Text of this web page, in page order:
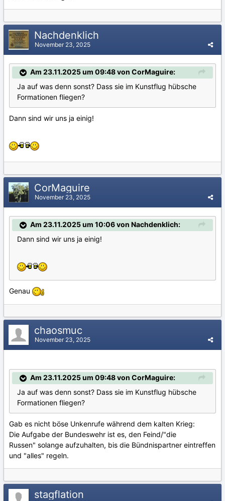
Nachdenklich
November 23, 2025
Am 23.11.2025 um 09:48 von CorMaguire:
Ja auf was denn sonst? Dass sie im Kunstflug hübsche
Formationen fliegen?
Dann sind wir uns ja einig!
CorMaguire
November 23, 2025
Am 23.11.2025 um 10:06 von Nachdenklich:
Dann sind wir uns ja einig!
Genau
chaosmuc
November 23, 2025
Am 23.11.2025 um 09:48 von CorMaguire:
Ja auf was denn sonst? Dass sie im Kunstflug hübsche
Formationen fliegen?
Gab es nicht böse Unkenrufe während dem kalten Krieg:
Die Aufgabe der Bundeswehr ist es, den Feind/"die
Russen" solange aufzuhalten, bis die Bündnispartner eintreffen
und "alles" regeln.
stagflation